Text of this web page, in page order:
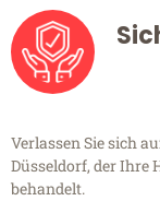
Verlassen Sie sich
Düsseldorf, der Ihre
behandelt.